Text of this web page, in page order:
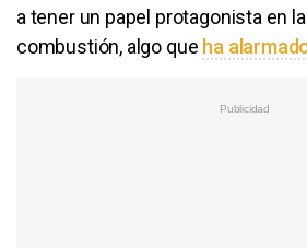
a tener un papel protagonista en
combustión, algo que ha